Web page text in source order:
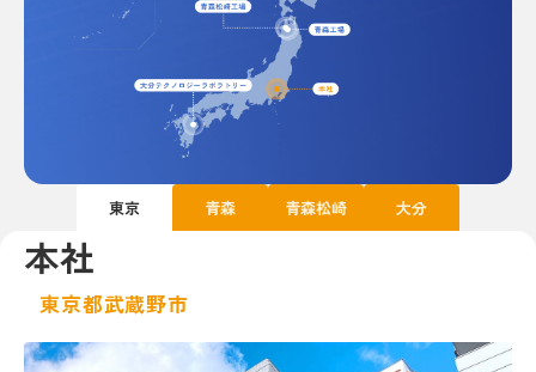
東京 青森 青森松崎 大分
本社
東京都武蔵野市